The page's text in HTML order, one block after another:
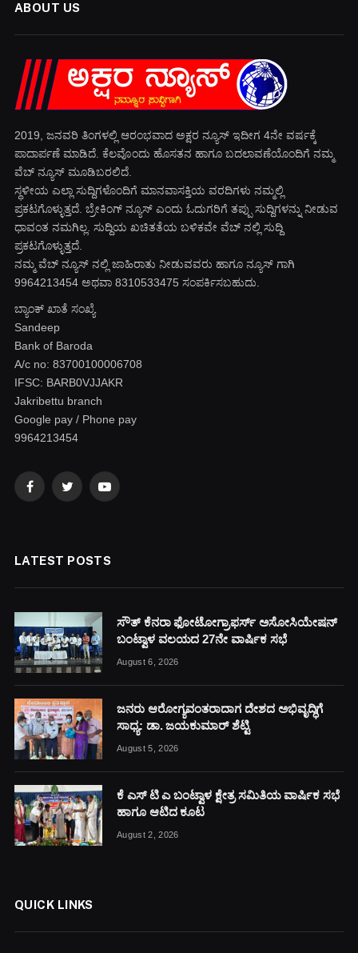
ABOUT US
2019, ಜನವರಿ‌ ತಿಂಗಳಲ್ಲಿ ಆರಂಭವಾದ ಅಕ್ಷರ ನ್ಯೂಸ್ ಇದೀಗ 4ನೇ ವರ್ಷಕ್ಕೆ
ಪಾದಾರ್ಪಣೆ ಮಾಡಿದೆ. ಕೆಲವೊಂದು ಹೊಸತನ ಹಾಗೂ ಬದಲಾವಣೆಯೊಂದಿಗೆ ನಮ್ಮ
ವೆಬ್ ನ್ಯೂಸ್ ಮೂಡಿಬರಲಿದೆ.
ಸ್ಥಳೀಯ ಎಲ್ಲಾ ಸುದ್ದಿಗಳೊಂದಿಗೆ ಮಾನವಾಸಕ್ತಿಯ ವರದಿಗಳು ನಮ್ಮಲ್ಲಿ
ಪ್ರಕಟಗೊಳ್ಳುತ್ತದೆ. ಬ್ರೇಕಿಂಗ್ ನ್ಯೂಸ್ ಎಂದು ಓದುಗರಿಗೆ ತಪ್ಪು ಸುದ್ದಿಗಳನ್ನು ನೀಡುವ
ಧಾವಂತ ನಮಗಿಲ್ಲ. ಸುದ್ದಿಯ ಖಚಿತತೆಯ ಬಳಿಕವೇ ವೆಬ್ ನಲ್ಲಿ ಸುದ್ದಿ
ಪ್ರಕಟಗೊಳ್ಳುತ್ತದೆ.
ನಮ್ಮ ವೆಬ್ ನ್ಯೂಸ್ ನಲ್ಲಿ ಜಾಹಿರಾತು ನೀಡುವವರು ಹಾಗೂ ನ್ಯೂಸ್ ಗಾಗಿ
9964213454 ಅಥವಾ 8310533475 ಸಂಪರ್ಕಿಸಬಹುದು.
ಬ್ಯಾಂಕ್ ಖಾತೆ ಸಂಖ್ಯೆ
Sandeep
Bank of Baroda
A/c no: 83700100006708
IFSC: BARB0VJJAKR
Jakribettu branch
Google pay / Phone pay
9964213454
FacebookTwitter YouTube
LATEST POSTS
ಸೌತ್ ಕೆನರಾ ಫೋಟೋಗ್ರಾಫರ್ಸ್ ಅಸೋಸಿಯೇಷನ್
ಬಂಟ್ವಾಳ ವಲಯದ 27ನೇ ವಾರ್ಷಿಕ ಸಭೆ
August 6, 2026
ಜನರು ಆರೋಗ್ಯವಂತರಾದಾಗ ದೇಶದ ಅಭಿವೃದ್ಧಿಗೆ
ಸಾಧ್ಯ: ಡಾ. ಜಯಕುಮಾರ್ ಶೆಟ್ಟಿ
August 5, 2026
ಕೆ ಎಸ್ ಟಿ ಎ ಬಂಟ್ವಾಳ ಕ್ಷೇತ್ರ ಸಮಿತಿಯ ವಾರ್ಷಿಕ ಸಭೆ
ಹಾಗೂ ಆಟಿದ ಕೂಟ
August 2, 2026
QUICK LINKS